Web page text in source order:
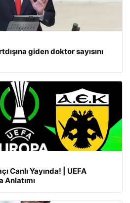
giden doktor sayısını
Canlı Yayında! | UEFA
Anlatımı